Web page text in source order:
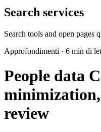
Search services
Search tools and open pages
Approfondimenti · 6 min di
People data
minimization,
review